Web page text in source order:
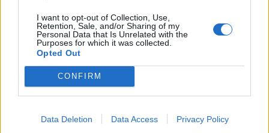
I want to opt-out of Collection, Use,
Retention, Sale, and/or Sharing of my
Personal Data that Is Unrelated with the
Purposes for which it was collected.
Opted Out
CONFIRM
Data Deletion Data Access Privacy Policy